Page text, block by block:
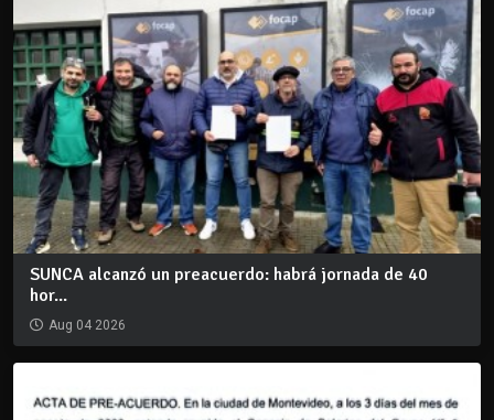
SUNCA alcanzó un preacuerdo: habrá jornada de 40
hor...
Aug 04 2026